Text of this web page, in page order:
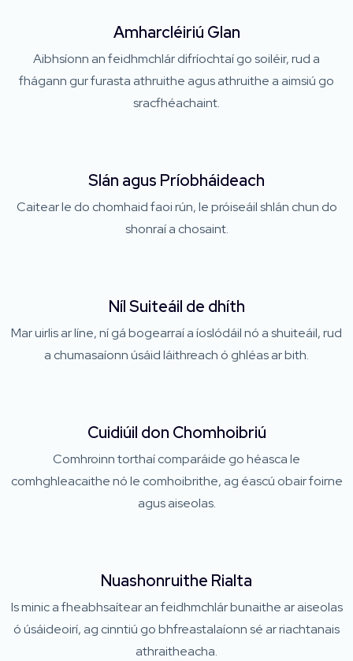
Amharcléiriú Glan
Aibhsíonn an feidhmchlár difríochtaí go soiléir, rud a
fhágann gur furasta athruithe agus athruithe a aimsiú go
sracfhéachaint.
Slán agus Príobháideach
Caitear le do chomhaid faoi rún, le próiseáil shlán chun do
shonraí a chosaint.
Níl Suiteáil de dhíth
Mar uirlis ar líne, ní gá bogearraí a íoslódáil nó a shuiteáil, rud
a chumasaíonn úsáid láithreach ó ghléas ar bith.
Cuidiúil don Chomhoibriú
Comhroinn torthaí comparáide go héasca le
comhghleacaithe nó le comhoibrithe, ag éascú obair foirne
agus aiseolas.
Nuashonruithe Rialta
Is minic a fheabhsaítear an feidhmchlár bunaithe ar aiseolas
ó úsáideoirí, ag cinntiú go bhfreastalaíonn sé ar riachtanais
athraitheacha.